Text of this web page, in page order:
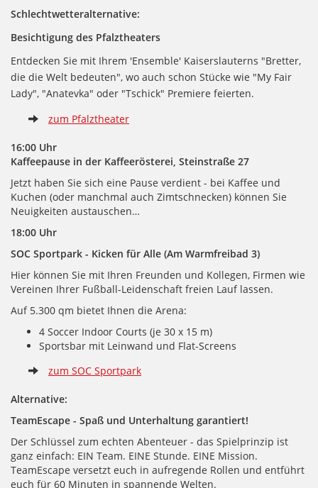
Schlechtwetteralternative:
Besichtigung des Pfalztheaters
Entdecken Sie mit Ihrem 'Ensemble' Kaiserslauterns "Bretter,
die die Welt bedeuten", wo auch schon Stücke wie "My Fair
Lady", "Anatevka" oder "Tschick" Premiere feierten.
zum Pfalztheater
16:00 Uhr
Kaffeepause in der Kaffeerösterei, Steinstraße 27
Jetzt haben Sie sich eine Pause verdient - bei Kaffee und
Kuchen (oder manchmal auch Zimtschnecken) können Sie
Neuigkeiten austauschen…
18:00 Uhr
SOC Sportpark - Kicken für Alle (Am Warmfreibad 3)
Hier können Sie mit Ihren Freunden und Kollegen, Firmen wie
Vereinen Ihrer Fußball-Leidenschaft freien Lauf lassen.
Auf 5.300 qm bietet Ihnen die Arena:
4 Soccer Indoor Courts (je 30 x 15 m)
Sportsbar mit Leinwand und Flat-Screens
zum SOC Sportpark
Alternative:
TeamEscape - Spaß und Unterhaltung garantiert!
Der Schlüssel zum echten Abenteuer - das Spielprinzip ist
ganz einfach: EIN Team. EINE Stunde. EINE Mission.
TeamEscape versetzt euch in aufregende Rollen und entführt
euch für 60 Minuten in spannende Welten.